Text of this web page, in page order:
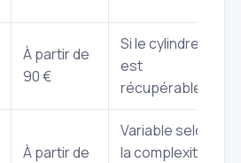
À partir de
90 €
Si le cylindre
est
récupérable.
À partir de
Variable selon
la complexité